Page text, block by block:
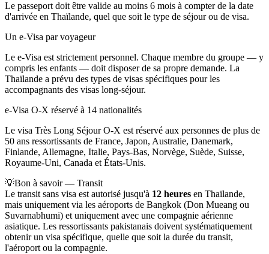
Le passeport doit être valide au moins 6 mois à compter de la date
d'arrivée en Thaïlande, quel que soit le type de séjour ou de visa.
Un e-Visa par voyageur
Le e-Visa est strictement personnel. Chaque membre du groupe — y
compris les enfants — doit disposer de sa propre demande. La
Thaïlande a prévu des types de visas spécifiques pour les
accompagnants des visas long-séjour.
e-Visa O-X réservé à 14 nationalités
Le visa Très Long Séjour O-X est réservé aux personnes de plus de
50 ans ressortissants de France, Japon, Australie, Danemark,
Finlande, Allemagne, Italie, Pays-Bas, Norvège, Suède, Suisse,
Royaume-Uni, Canada et États-Unis.
💡Bon à savoir — Transit
Le transit sans visa est autorisé jusqu'à 12 heures en Thaïlande,
mais uniquement via les aéroports de Bangkok (Don Mueang ou
Suvarnabhumi) et uniquement avec une compagnie aérienne
asiatique. Les ressortissants pakistanais doivent systématiquement
obtenir un visa spécifique, quelle que soit la durée du transit,
l'aéroport ou la compagnie.